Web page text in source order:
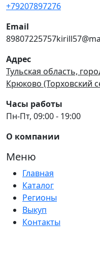
+79207897276
Email
Адрес
Тульская область,
Крюково (Торховский
Часы работы
Пн-Пт, 09:00 - 19:00
О компании
Меню
Главная
Каталог
Регионы
Выкуп
Контакты